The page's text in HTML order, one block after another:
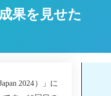
果を見せた
2024）」に